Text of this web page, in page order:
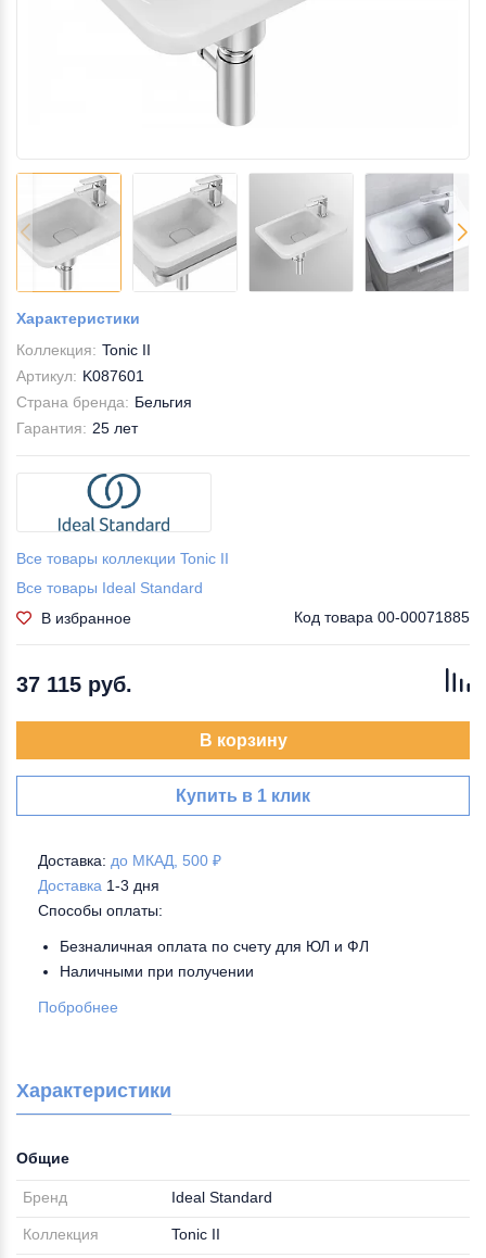
Характеристики
Коллекция: Tonic II
Артикул: K087601
Страна бренда: Бельгия
Гарантия: 25 лет
Все товары коллекции Tonic II
Все товары Ideal Standard
В избранное
Код товара 00-00071885
37 115 руб.
В корзину
Купить в 1 клик
Доставка: до МКАД, 500 ₽
Доставка 1-3 дня
Способы оплаты:
Безналичная оплата по счету для ЮЛ и ФЛ
Наличными при получении
Побробнее
Характеристики
Общие
Бренд Ideal Standard
Коллекция Tonic II